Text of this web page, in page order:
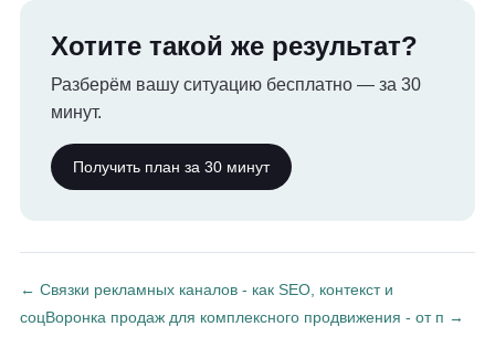
Хотите такой же результат?
Разберём вашу ситуацию бесплатно — за 30
минут.
Получить план за 30 минут
← Связки рекламных каналов - как SEO, контекст и
соцВоронка продаж для комплексного продвижения - от п →